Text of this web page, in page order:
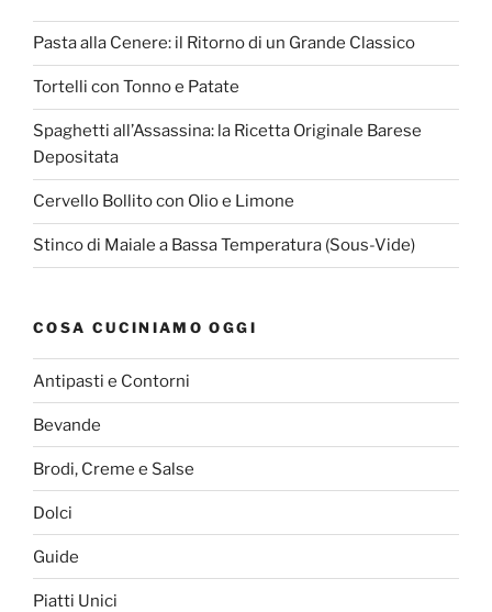
Pasta alla Cenere: il Ritorno di un Grande Classico
Tortelli con Tonno e Patate
Spaghetti all’Assassina: la Ricetta Originale Barese
Depositata
Cervello Bollito con Olio e Limone
Stinco di Maiale a Bassa Temperatura (Sous-Vide)
COSA CUCINIAMO OGGI
Antipasti e Contorni
Bevande
Brodi, Creme e Salse
Dolci
Guide
Piatti Unici